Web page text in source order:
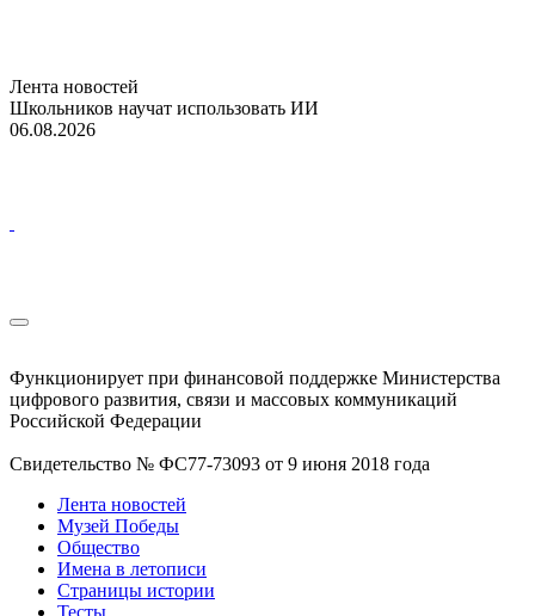
Лента новостей
Школьников научат использовать ИИ
06.08.2026
Функционирует при финансовой поддержке Министерства
цифрового развития, связи и массовых коммуникаций
Российской Федерации
Свидетельство № ФС77-73093 от 9 июня 2018 года
Лента новостей
Музей Победы
Общество
Имена в летописи
Страницы истории
Тесты